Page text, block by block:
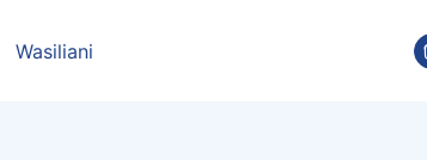
Wasiliani